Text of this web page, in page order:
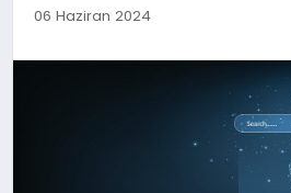
EKONOMI
06 Haziran 2024